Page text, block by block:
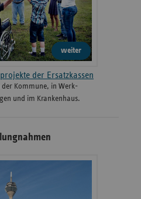
weiter
der Ersatzkassen
der Kommune, in Werk­
und im Kranken­haus.